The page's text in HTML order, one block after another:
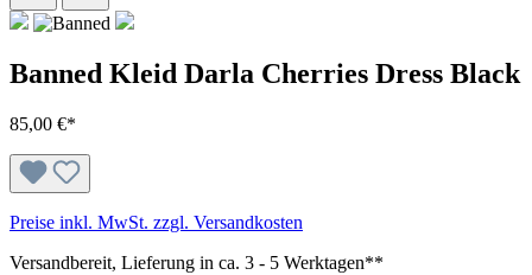
Banned Kleid Darla Cherries Dress Black
85,00 €*
Preise inkl. MwSt. zzgl. Versandkosten
Versandbereit, Lieferung in ca. 3 - 5 Werktagen**